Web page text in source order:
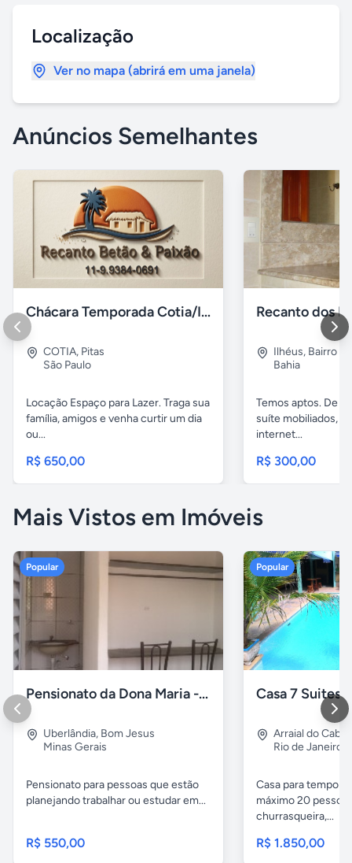
Localização
Ver no mapa (abrirá em uma janela)
Anúncios Semelhantes
Chácara Temporada Cotia/Itapevi
COTIA, Pitas
São Paulo
Locação Espaço para Lazer. Traga sua
família, amigos e venha curtir um dia
ou...
R$ 650,00
Recanto dos
Ilhéus, Bairro
Bahia
Temos aptos. De
suíte mobiliados,
internet...
R$ 300,00
Mais Vistos em Imóveis
Popular
Pensionato da Dona Maria - Uberlândia/MG
Uberlândia, Bom Jesus
Minas Gerais
Pensionato para pessoas que estão
planejando trabalhar ou estudar em...
R$ 550,00
Popular
Arraial do Cabo
Rio de Janeiro
Casa para
máximo 20
churrasqueira,...
R$ 1.850,00